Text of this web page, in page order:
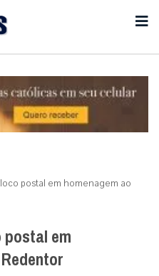
postal em homenagem ao
em